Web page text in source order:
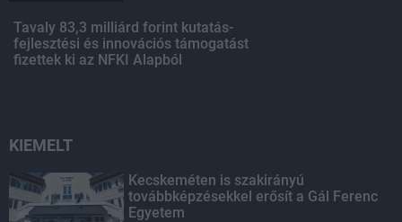
Tavaly 83,3 milliárd forint kutatás-
fejlesztési és innovációs támogatást
fizettek ki az NFKI Alapból
KIEMELT
Kecskeméten is szakirányú
továbbképzésekkel erősít a Gál Ferenc
Egyetem